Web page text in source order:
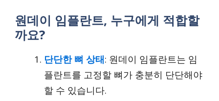
원데이 임플란트, 누구에게 적합할
까요?
단단한 뼈 상태: 원데이 임플란트는 임
플란트를 고정할 뼈가 충분히 단단해야
할 수 있습니다.